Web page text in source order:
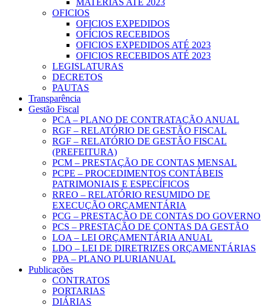
MATÉRIAS ATÉ 2023
OFICIOS
OFICIOS EXPEDIDOS
OFÍCIOS RECEBIDOS
OFICIOS EXPEDIDOS ATÉ 2023
OFICIOS RECEBIDOS ATÉ 2023
LEGISLATURAS
DECRETOS
PAUTAS
Transparência
Gestão Fiscal
PCA – PLANO DE CONTRATAÇÃO ANUAL
RGF – RELATÓRIO DE GESTÃO FISCAL
RGF – RELATÓRIO DE GESTÃO FISCAL
(PREFEITURA)
PCM – PRESTAÇÃO DE CONTAS MENSAL
PCPE – PROCEDIMENTOS CONTÁBEIS
PATRIMONIAIS E ESPECÍFICOS
RREO – RELATÓRIO RESUMIDO DE
EXECUÇÃO ORÇAMENTÁRIA
PCG – PRESTAÇÃO DE CONTAS DO GOVERNO
PCS – PRESTAÇÃO DE CONTAS DA GESTÃO
LOA – LEI ORÇAMENTÁRIA ANUAL
LDO – LEI DE DIRETRIZES ORÇAMENTÁRIAS
PPA – PLANO PLURIANUAL
Publicações
CONTRATOS
PORTARIAS
DIÁRIAS